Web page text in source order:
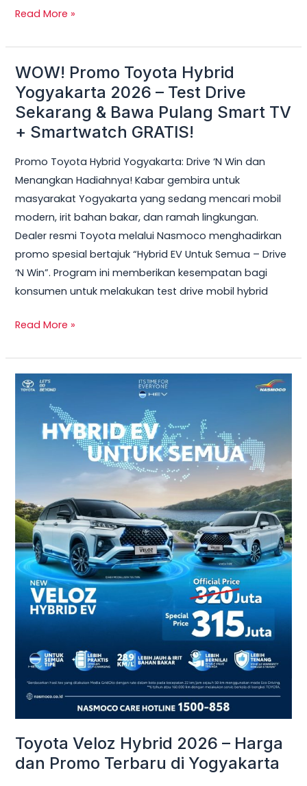
&
Read More »
WOW! Promo Toyota Hybrid
Yogyakarta 2026 – Test Drive
Sekarang & Bawa Pulang Smart TV
+ Smartwatch GRATIS!
Promo Toyota Hybrid Yogyakarta: Drive ‘N Win dan
Menangkan Hadiahnya! Kabar gembira untuk
masyarakat Yogyakarta yang sedang mencari mobil
modern, irit bahan bakar, dan ramah lingkungan.
Dealer resmi Toyota melalui Nasmoco menghadirkan
promo spesial bertajuk “Hybrid EV Untuk Semua – Drive
‘N Win”. Program ini memberikan kesempatan bagi
konsumen untuk melakukan test drive mobil hybrid
WOW!
Promo
Toyota
Hybrid
2026
–
Test
Drive
Sekarang
&
Bawa
Pulang
TV
GRATIS!
Read More »
Toyota Veloz Hybrid 2026 – Harga
dan Promo Terbaru di Yogyakarta
Toyota
Promo
Terbaru
di
Yogyakarta